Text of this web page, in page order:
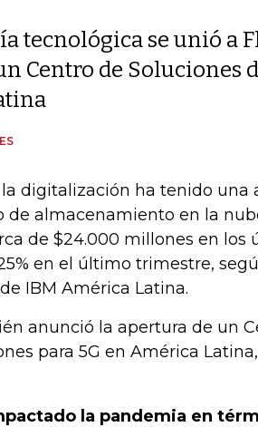
tecnológica se unió a
Centro de Soluciones
digitalización ha tenido una
de almacenamiento en la
de $24.000 millones en los
en el último trimestre,
IBM América Latina.
anunció la apertura de un
para 5G en América
la pandemia en